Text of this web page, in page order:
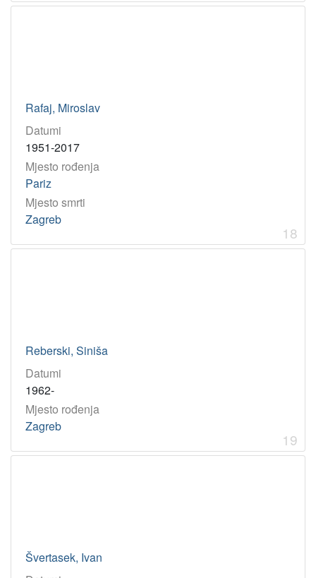
Rafaj, Miroslav
Datumi
1951-2017
Mjesto rođenja
Pariz
Mjesto smrti
Zagreb
18
Reberski, Siniša
Datumi
1962-
Mjesto rođenja
Zagreb
19
Švertasek, Ivan